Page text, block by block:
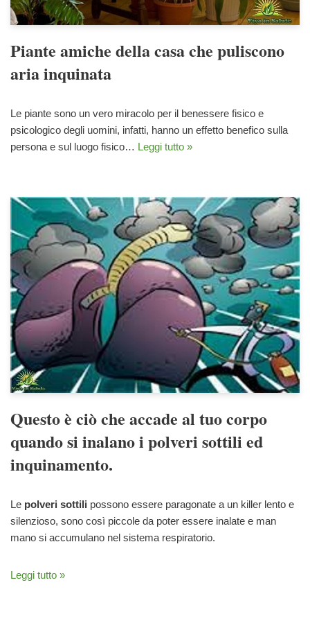
Piante amiche della casa che puliscono
aria inquinata
Le piante sono un vero miracolo per il benessere fisico e
psicologico degli uomini, infatti, hanno un effetto benefico sulla
persona e sul luogo fisico… Leggi tutto »
Questo è ciò che accade al tuo corpo
quando si inalano i polveri sottili ed
inquinamento.
Le polveri sottili possono essere paragonate a un killer lento e
silenzioso, sono così piccole da poter essere inalate e man
mano si accumulano nel sistema respiratorio.
Leggi tutto »